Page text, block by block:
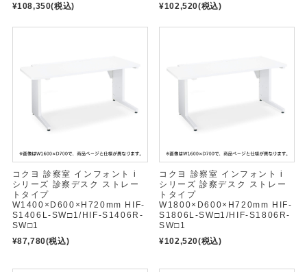
¥108,350(税込)
¥102,520(税込)
コクヨ 診察室 インフォント i
シリーズ 診察デスク ストレー
トタイプ
W1400×D600×H720mm HIF-
S1406L-SW□1/HIF-S1406R-
SW□1
¥87,780(税込)
コクヨ 診察室 インフォント i
シリーズ 診察デスク ストレー
トタイプ
W1800×D600×H720mm HIF-
S1806L-SW□1/HIF-S1806R-
SW□1
¥102,520(税込)